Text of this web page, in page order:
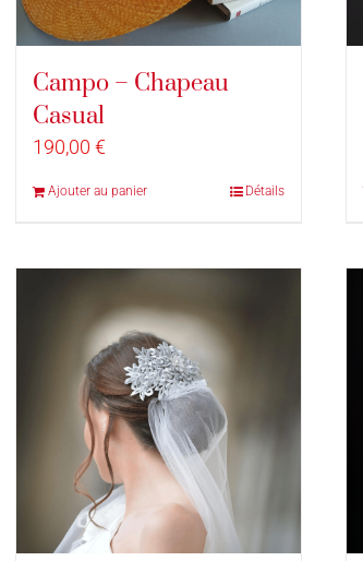
Campo – Chapeau
Casual
190,00 €
Ajouter au panier Détails